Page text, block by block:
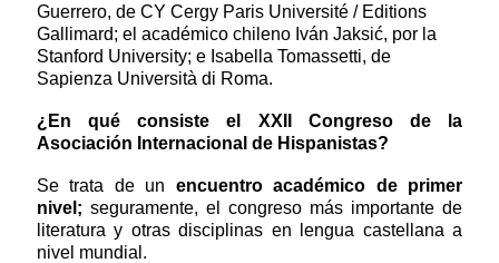
Guerrero, de CY Cergy Paris Université / Editions
Gallimard; el académico chileno Iván Jaksić, por la
Stanford University; e Isabella Tomassetti, de
Sapienza Università di Roma.
¿En qué consiste el XXII Congreso de la
Asociación Internacional de Hispanistas?
Se trata de un encuentro académico de primer
nivel; seguramente, el congreso más importante de
literatura y otras disciplinas en lengua castellana a
nivel mundial.